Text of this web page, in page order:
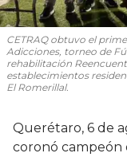
CETRAQ obtuvo el
Adicciones, torneo de
rehabilitación
establecimientos
El Romerillal.
Querétaro, 6 de
coronó campeón